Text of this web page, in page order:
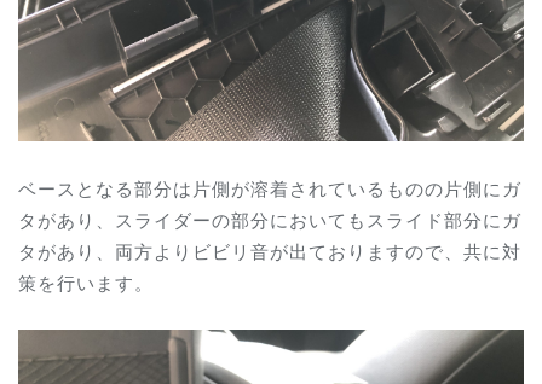
ベースとなる部分は片側が溶着されているものの片側にガ
タがあり、スライダーの部分においてもスライド部分にガ
タがあり、両方よりビビリ音が出ておりますので、共に対
策を行います。